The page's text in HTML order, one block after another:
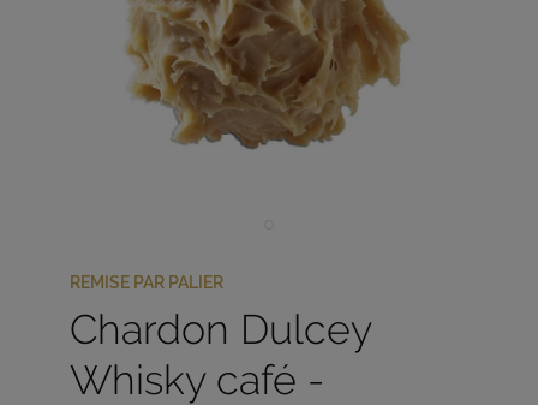
REMISE PAR PALIER
Chardon Dulcey
Whisky café -